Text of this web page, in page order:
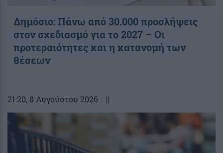
Δημόσιο: Πάνω από 30.000 προσλήψεις
στον σχεδιασμό για το 2027 – Οι
προτεραιότητες και η κατανομή των
θέσεων
21:20, 8 Αυγούστου 2026 ||